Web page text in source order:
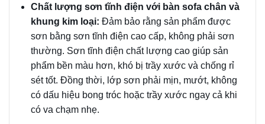
Chất lượng sơn tĩnh điện với bàn sofa chân và
khung kim loại: Đảm bảo rằng sản phẩm được
sơn bằng sơn tĩnh điện cao cấp, không phải sơn
thường. Sơn tĩnh điện chất lượng cao giúp sản
phẩm bền màu hơn, khó bị trầy xước và chống rỉ
sét tốt. Đồng thời, lớp sơn phải mịn, mướt, không
có dấu hiệu bong tróc hoặc trầy xước ngay cả khi
có va chạm nhẹ.